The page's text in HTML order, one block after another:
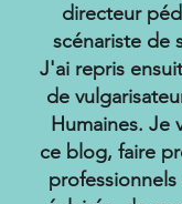
directeur
scénariste de
J'ai repris
de
Humaines. Je
ce blog, faire